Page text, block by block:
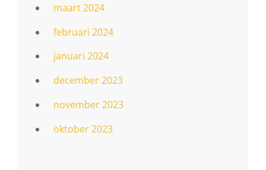
maart 2024
februari 2024
januari 2024
december 2023
november 2023
oktober 2023